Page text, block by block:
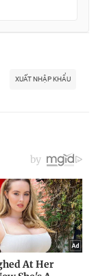
XUẤT NHẬP KHẨU